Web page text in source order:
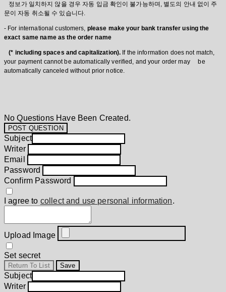
정보가 일치하지 않을 경우 자동 입금 확인이 불가능하며, 별도의 안내 없이 주
문이 자동 취소될 수 있습니다.
- For international customers, please make your bank transfer using the
exact same name as the order name
(* including spaces and capitalization). If the information does not match,
your payment cannot be automatically verified, and your order may be
automatically canceled without prior notice.
No Questions Have Been Created.
POST QUESTION
Subject
Writer
Email
Password
Confirm Password
I agree to collect and use personal information.
Upload Image
Set secret
Return To List Save
Subject
Writer